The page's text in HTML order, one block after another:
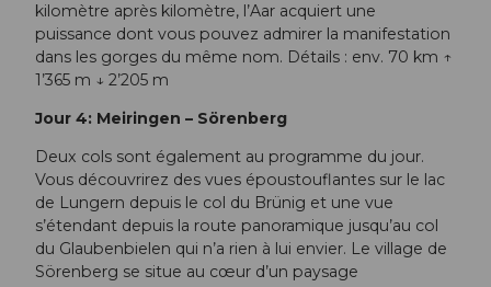
kilomètre après kilomètre, l’Aar acquiert une
puissance dont vous pouvez admirer la manifestation
dans les gorges du même nom. Détails : env. 70 km ↑
1’365 m ↓ 2’205 m
Jour 4: Meiringen – Sörenberg
Deux cols sont également au programme du jour.
Vous découvrirez des vues époustouflantes sur le lac
de Lungern depuis le col du Brünig et une vue
s’étendant depuis la route panoramique jusqu’au col
du Glaubenbielen qui n’a rien à lui envier. Le village de
Sörenberg se situe au cœur d’un paysage